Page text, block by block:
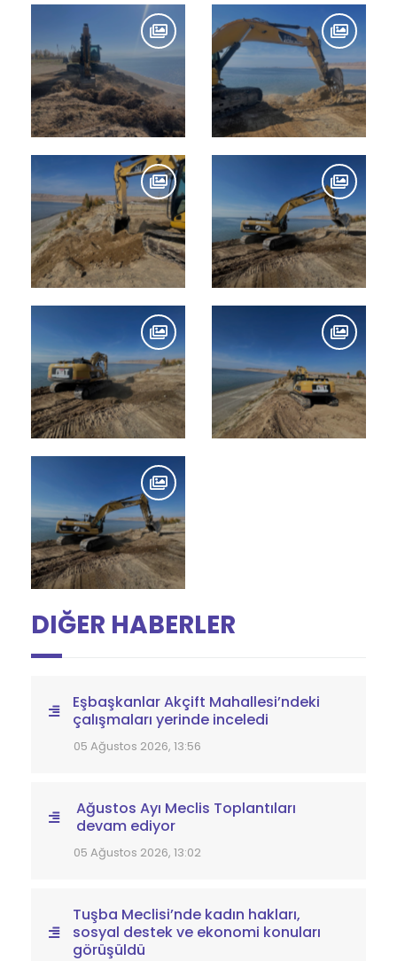
DIĞER HABERLER
Eşbaşkanlar Akçift Mahallesi’ndeki
çalışmaları yerinde inceledi
05 Ağustos 2026, 13:56
Ağustos Ayı Meclis Toplantıları
devam ediyor
05 Ağustos 2026, 13:02
Tuşba Meclisi’nde kadın hakları,
sosyal destek ve ekonomi konuları
görüşüldü